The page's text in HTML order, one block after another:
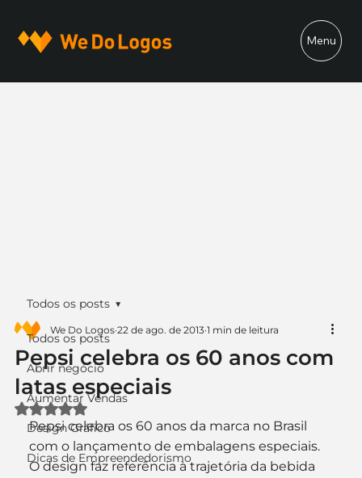
Menu
Todos os posts
Abrir negócio
Aumentar Vendas
Design Gráfico
Dicas de Empreendedorismo
Todos os posts
Pepsi celebra os 60 anos com
latas especiais
We Do Logos 22 de ago. de 2013 1 min de leitura
Avaliado com NaN de 5 estrelas.
Pepsi celebra os 60 anos da marca no Brasil
com o lançamento de embalagens especiais.
O design faz referência à trajetória da bebida